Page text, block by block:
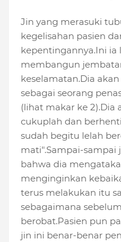
Jin yang merasuki
kegelisahan pasien
kepentingannya.Ini
membangun
keselamatan.Dia
sebagai seorang
(lihat makar ke 2).Dia
cukuplah dan
sudah begitu lelah
mati".Sampai-
bahwa dia
menginginkan
terus melakukan itu
sebagaimana
berobat.Pasien pun
jin ini benar-benar